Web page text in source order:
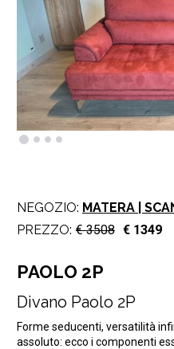
NEGOZIO: MATERA |
PREZZO: € 3508 € 1349
PAOLO 2P
Divano Paolo 2P
Forme seducenti, versatilità
assoluto: ecco i componenti